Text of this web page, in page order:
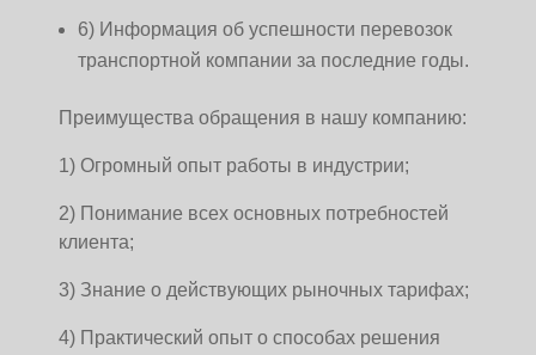
6) Информация об успешности перевозок
транспортной компании за последние годы.
Преимущества обращения в нашу компанию:
1) Огромный опыт работы в индустрии;
2) Понимание всех основных потребностей
клиента;
3) Знание о действующих рыночных тарифах;
4) Практический опыт о способах решения